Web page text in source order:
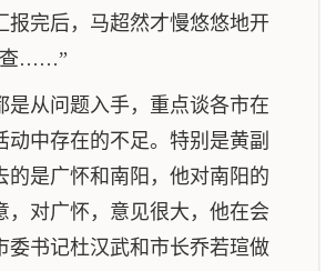
报完后，马超然才慢悠悠地开
查……”
是从问题入手，重点谈各市在
动中存在的不足。特别是黄副
的是广怀和南阳，他对南阳的
，对广怀，意见很大，他在会
委书记杜汉武和市长乔若瑄做